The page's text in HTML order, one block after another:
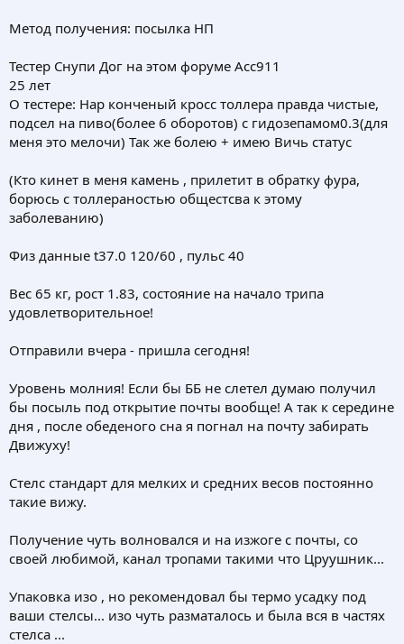
Метод получения: посылка НП
Тестер Снупи Дог на этом форуме Асс911
25 лет
О тестере: Нар конченый кросс толлера правда чистые,
подсел на пиво(более 6 оборотов) с гидозепамом0.3(для
меня это мелочи) Так же болею + имею Вичь статус
(Кто кинет в меня камень , прилетит в обратку фура,
борюсь с толлераностью общестсва к этому
заболеванию)
Физ данные t37.0 120/60 , пульс 40
Вес 65 кг, рост 1.83, состояние на начало трипа
удовлетворительное!
Отправили вчера - пришла сегодня!
Уровень молния! Если бы ББ не слетел думаю получил
бы посыль под открытие почты вообще! А так к середине
дня , после обеденого сна я погнал на почту забирать
Движуху!
Стелс стандарт для мелких и средних весов постоянно
такие вижу.
Получение чуть волновался и на изжоге с почты, со
своей любимой, канал тропами такими что Цруушник...
Упаковка изо , но рекомендовал бы термо усадку под
ваши стелсы... изо чуть разматалось и была вся в частях
стелса ...